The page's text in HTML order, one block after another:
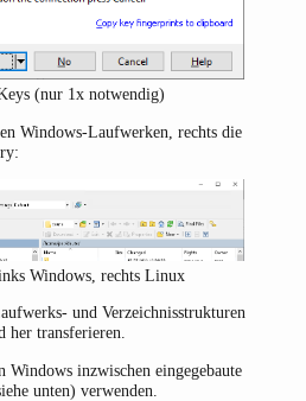
(nur 1x notwendig)
Windows-Laufwerken, rechts die
Windows, rechts Linux
und Verzeichnisstrukturen
her transferieren.
Windows inzwischen eingegebaute
unten) verwenden.